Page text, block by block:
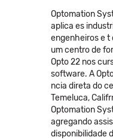
Optomation
aplica es
engenheiros e t
um centro de
Opto 22 nos
software. A
ncia direta do
Temeluca,
Optomation
agregando
disponibilidade